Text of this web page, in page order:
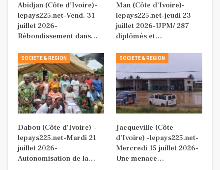
Abidjan (Côte d’Ivoire)-
lepays225.net-Vend. 31
juillet 2026-
Rébondissement dans…
Man (Côte d’Ivoire)-
lepays225.net-jeudi 23
juillet 2026-UPM/ 287
diplômés et…
SOCIETE & REGION
Dabou (Côte d’Ivoire) -
lepays225.net-Mardi 21
juillet 2026-
Autonomisation de la…
SOCIETE & REGION
Jacqueville (Côte
d’Ivoire) -lepays225.net-
Mercredi 15 juillet 2026-
Une menace…